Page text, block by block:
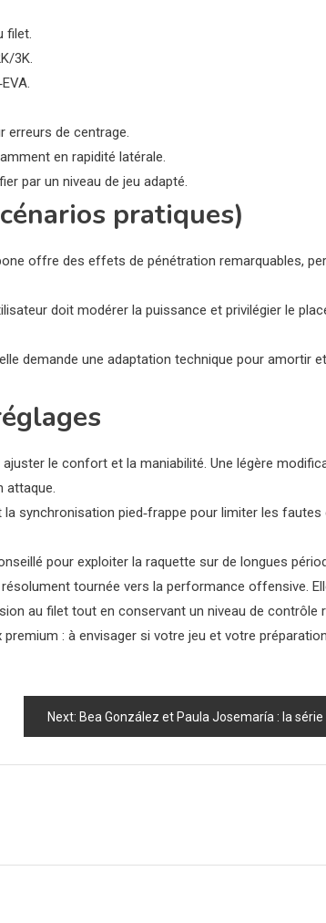
filet.
3K.
erreurs de centrage.
en rapidité latérale.
par un niveau de jeu adapté.
pratiques)
offre des effets de pénétration remarquables,
doit modérer la puissance et privilégier le
demande une adaptation technique pour amortir
le confort et la maniabilité. Une légère
attaque.
synchronisation pied‑frappe pour limiter les fautes
pour exploiter la raquette sur de longues
tournée vers la performance offensive.
au filet tout en conservant un niveau de contrôle
: à envisager si votre jeu et votre
Next: Bea González et Paula Josemaría : la série continue — découvrez le secret derrière 4